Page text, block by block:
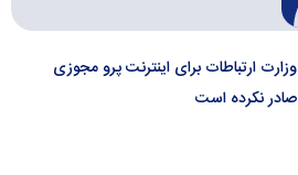
وزارت ارتباطات برای اینترنت پرو مجوزی
صادر نکرده است